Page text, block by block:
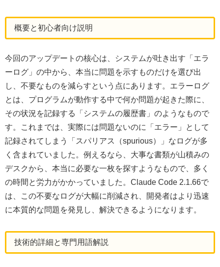
概要と初心者向け説明
今回のアップデートの核心は、システムが吐き出す「エラ
ーログ」の中から、本当に問題を示すものだけを選び出
し、不要なものを減らすという点にあります。エラーログ
とは、プログラムが動作する中で何か問題が起きた際に、
その状況を記録する「システムの履歴書」のようなもので
す。これまでは、実際には問題ないのに「エラー」として
記録されてしまう「スパリアス（spurious）」なログが多
く含まれていました。例えるなら、大事な書類が山積みの
デスクから、本当に必要な一枚を探すようなもので、多く
の時間と労力がかかっていました。Claude Code 2.1.66で
は、この不要なログが大幅に削減され、開発者はより迅速
に本質的な問題を発見し、解決できるようになります。
技術的詳細と専門用語解説